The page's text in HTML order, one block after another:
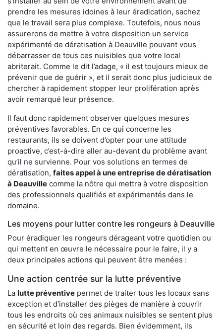
prendre les mesures idoines à leur éradication, sachez
que le travail sera plus complexe. Toutefois, nous nous
assurerons de mettre à votre disposition un service
expérimenté de dératisation à Deauville pouvant vous
débarrasser de tous ces nuisibles que votre local
abriterait. Comme le dit l’adage, « il est toujours mieux de
prévenir que de guérir », et il serait donc plus judicieux de
chercher à rapidement stopper leur prolifération après
avoir remarqué leur présence.
Il faut donc rapidement observer quelques mesures
préventives favorables. En ce qui concerne les
restaurants, ils se doivent d’opter pour une attitude
proactive, c’est-à-dire aller au-devant du problème avant
qu’il ne survienne. Pour vos solutions en termes de
dératisation, faites appel à une entreprise de dératisation
à Deauville comme la nôtre qui mettra à votre disposition
des professionnels qualifiés et expérimentés dans le
domaine.
Les moyens pour lutter contre les rongeurs à Deauville
Pour éradiquer les rongeurs dérageant votre quotidien ou
qui mettent en œuvre le nécessaire pour le faire, il y a
deux principales actions qui peuvent être menées :
Une action centrée sur la lutte préventive
La lutte préventive permet de traiter tous les locaux sans
exception et d'installer des pièges de manière à couvrir
tous les endroits où ces animaux nuisibles se sentent plus
en sécurité et loin des regards. Bien évidemment, ils